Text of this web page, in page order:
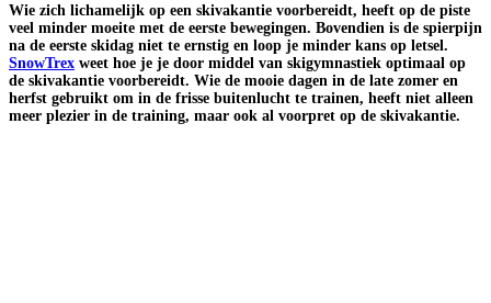
Wie zich lichamelijk op een skivakantie voorbereidt, heeft op de piste
veel minder moeite met de eerste bewegingen. Bovendien is de spierpijn
na de eerste skidag niet te ernstig en loop je minder kans op letsel.
SnowTrex weet hoe je je door middel van skigymnastiek optimaal op
de skivakantie voorbereidt. Wie de mooie dagen in de late zomer en
herfst gebruikt om in de frisse buitenlucht te trainen, heeft niet alleen
meer plezier in de training, maar ook al voorpret op de skivakantie.